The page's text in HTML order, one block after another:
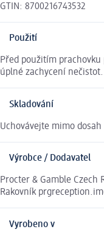
GTIN: 8700216743532
Použití
Před použitím
úplné zachycení
Skladování
Uchovávejte mimo dosah
Výrobce / Dodavatel
Procter & Gamble Czech
Rakovník
Vyrobeno v